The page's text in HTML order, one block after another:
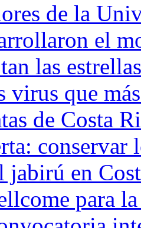
de la
el
las
virus que
de Costa
conservar
jabirú en
para